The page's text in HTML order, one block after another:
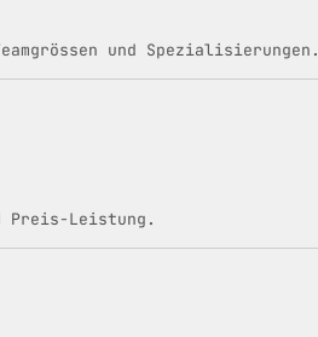
und Spezialisierungen.
Preis-Leistung.